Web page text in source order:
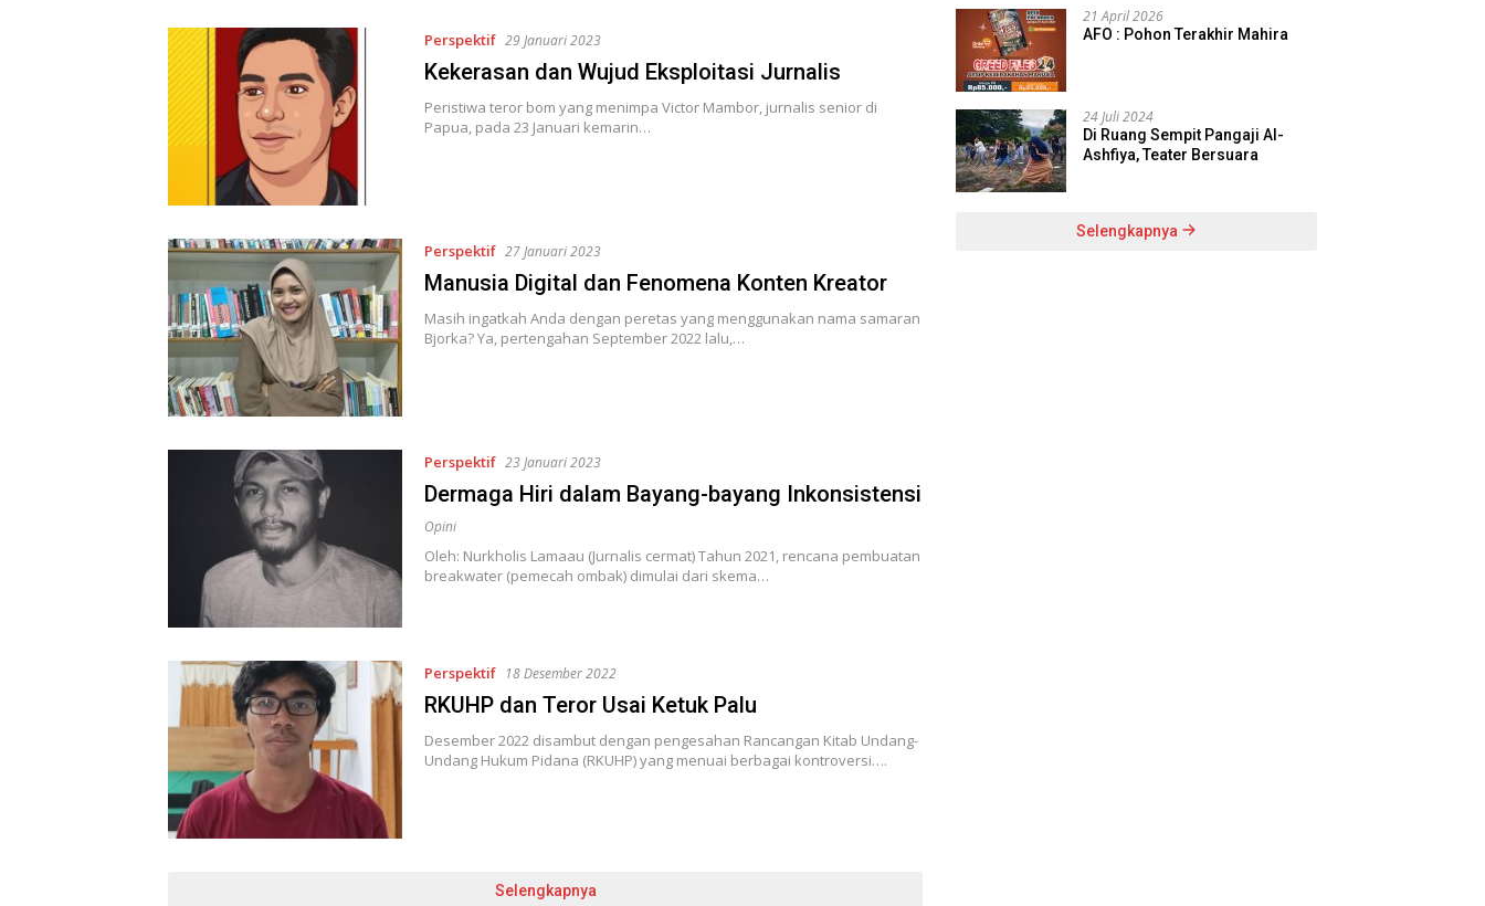
Perspektif 29 Januari 2023
Kekerasan dan Wujud Eksploitasi Jurnalis
Peristiwa teror bom yang menimpa Victor Mambor, jurnalis senior di
Papua, pada 23 Januari kemarin…
Perspektif 27 Januari 2023
Manusia Digital dan Fenomena Konten Kreator
Masih ingatkah Anda dengan peretas yang menggunakan nama samaran
Bjorka? Ya, pertengahan September 2022 lalu,…
Perspektif 23 Januari 2023
Dermaga Hiri dalam Bayang-bayang Inkonsistensi
Opini
Oleh: Nurkholis Lamaau (Jurnalis cermat) Tahun 2021, rencana pembuatan
breakwater (pemecah ombak) dimulai dari skema…
Perspektif 18 Desember 2022
RKUHP dan Teror Usai Ketuk Palu
Desember 2022 disambut dengan pengesahan Rancangan Kitab Undang-
Undang Hukum Pidana (RKUHP) yang menuai berbagai kontroversi….
Selengkapnya
21 April 2026
AFO : Pohon Terakhir Mahira
24 Juli 2024
Di Ruang Sempit Pangaji Al-
Ashfiya, Teater Bersuara
Selengkapnya